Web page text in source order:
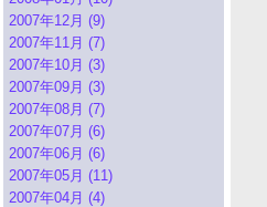
2007年12月 (9)
2007年11月 (7)
2007年10月 (3)
2007年09月 (3)
2007年08月 (7)
2007年07月 (6)
2007年06月 (6)
2007年05月 (11)
2007年04月 (4)